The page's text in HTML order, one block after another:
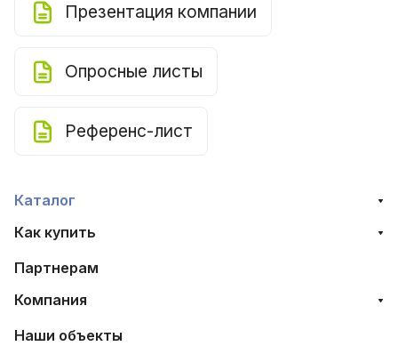
Презентация компании
Опросные листы
Референс-лист
Каталог
Как купить
Партнерам
Компания
Наши объекты